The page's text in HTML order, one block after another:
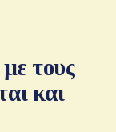
τους
και